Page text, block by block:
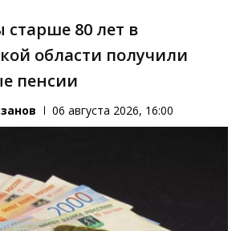
80 лет в
области получили
пенсии
06 августа 2026, 16:00